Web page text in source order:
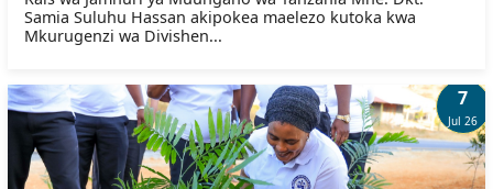
Samia Suluhu Hassan akipokea maelezo kutoka kwa
Mkurugenzi wa Divishen...
7
Jul 26